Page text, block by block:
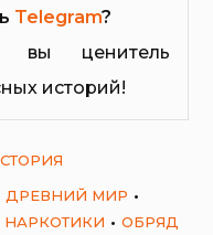
Telegram?
вы ценитель
историй!
ДРЕВНИЙ МИР
НАРКОТИКИ ОБРЯД